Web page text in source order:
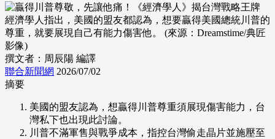
經濟學人指出，美國的盟友都認為，想要贏得美國總統川普的
尊重，就要展現自己有能力傷害他。 (來源：Dreamstime/典匠
影像)
撰文者：周辰陽 編譯
聯合新聞網 2026/07/02
摘要
美國的盟友認為，想贏得川普尊重須展現傷害能力，台
灣私下也出現此討論。
川普不滿軍售與戰爭成本，指控台灣偷走晶片並施壓至